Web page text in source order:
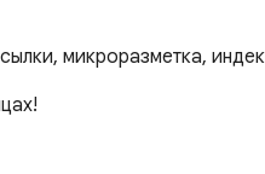
микроразметка,